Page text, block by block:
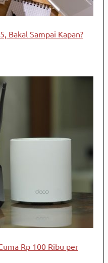
Bakal Sampai Kapan?
Rp 100 Ribu per